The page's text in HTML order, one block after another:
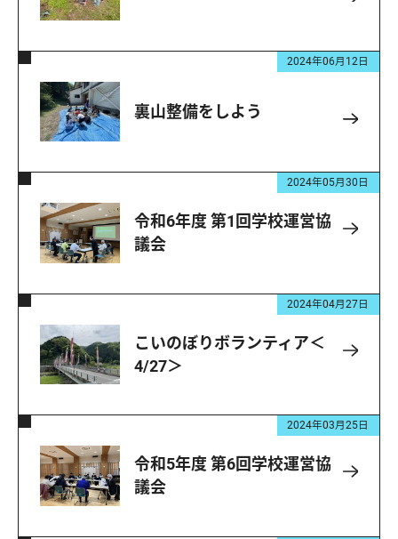
2024年06月12日
裏山整備をしよう
2024年05月30日
令和6年度 第1回学校運営協
議会
2024年04月27日
こいのぼりボランティア＜
4/27＞
2024年03月25日
令和5年度 第6回学校運営協
議会